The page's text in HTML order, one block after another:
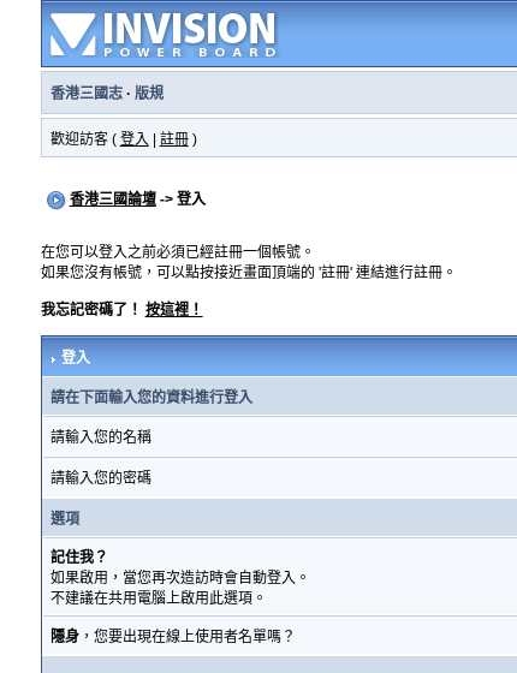
香港三國志· 版規
歡迎訪客 ( 登入 註冊)
香港三國論壇-> 登入
在您可以登入之前必須已經註冊一個帳號。
如果您沒有帳號，可以點按接近畫面頂端的 '註冊' 連結進行註冊。
我忘記密碼了！ 按這裡！
登入
請在下面輸入您的資料進行登入
請輸入您的名稱
請輸入您的密碼
選項
記住我？
如果啟用，當您再次造訪時會自動登入。
不建議在共用電腦上啟用此選項。
隱身，您要出現在線上使用者名單嗎？